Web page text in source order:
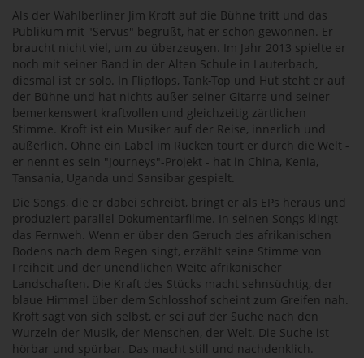
Als der Wahlberliner Jim Kroft auf die Bühne tritt und das
Publikum mit "Servus" begrüßt, hat er schon gewonnen. Er
braucht nicht viel, um zu überzeugen. Im Jahr 2013 spielte er
noch mit seiner Band in der Alten Schule in Lauterbach,
diesmal ist er solo. In Flipflops, Tank-Top und Hut steht er auf
der Bühne und hat nichts außer seiner Gitarre und seiner
bemerkenswert kraftvollen und gleichzeitig zärtlichen
Stimme. Kroft ist ein Musiker auf der Reise, innerlich und
äußerlich. Ohne ein Label im Rücken tourt er durch die Welt -
er nennt es sein "Journeys"-Projekt - hat in China, Kenia,
Tansania, Uganda und Sansibar gespielt.
Die Songs, die er dabei schreibt, bringt er als EPs heraus und
produziert parallel Dokumentarfilme. In seinen Songs klingt
das Fernweh. Wenn er über den Geruch des afrikanischen
Bodens nach dem Regen singt, erzählt seine Stimme von
Freiheit und der unendlichen Weite afrikanischer
Landschaften. Die Kraft des Stücks macht sehnsüchtig, der
blaue Himmel über dem Schlosshof scheint zum Greifen nah.
Kroft sagt von sich selbst, er sei auf der Suche nach den
Wurzeln der Musik, der Menschen, der Welt. Die Suche ist
hörbar und spürbar. Das macht still und nachdenklich.